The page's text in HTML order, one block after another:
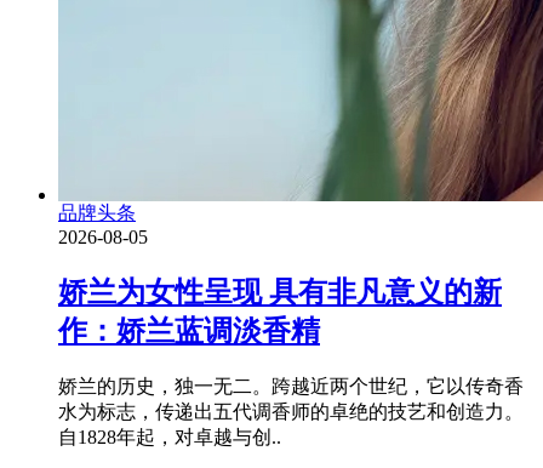
品牌头条
2026-08-05
娇兰为女性呈现 具有非凡意义的新
作：娇兰蓝调淡香精
娇兰的历史，独一无二。跨越近两个世纪，它以传奇香
水为标志，传递出五代调香师的卓绝的技艺和创造力。
自1828年起，对卓越与创..